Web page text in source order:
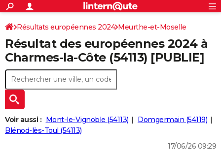
ACTUALITÉS
Politique
Société
Faits Divers
Education
Monde
Villes
+
SPORT
Coupe du monde 2026
Football
Tennis
Cyclisme
Rugby
Forum
CULTURE
Programme TV
TNT
Streaming
Cinéma
Sorties cinéma
Musique
+
FINANCE
Retraite
Impôts
Epargne
Immobilier
Risques naturels par ville
Banque
Assurance
Crédit
AUTO
Essais
Réserver un essai
Citadines
Berlines
SUV
Forum auto
+
HIGH-TECH
Mobiles
Meilleur smartphone
Internet
Ordinateurs
Jeux vidéo
Guide high-tech
+
BRICOLAGE
Rechercher
S'inscrire
Connexion
Résultats européennes 2024 Meurthe-et-Moselle
Résultat des européennes 2024 à
Charmes-la-Côte (54113) [PUBLIE]
Voir aussi : Mont-le-Vignoble (54113)
Domgermain (54119)
Blénod-lès-Toul (54113)
17/06/26 09:29